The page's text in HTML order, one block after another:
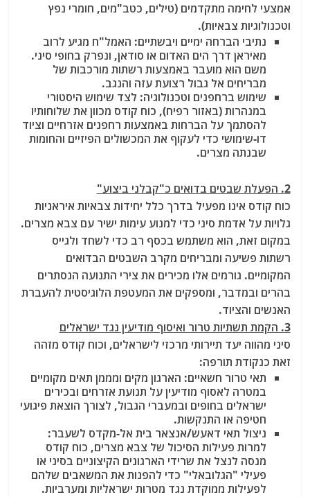
אמצעי לחימה מתקדמים (טילים, כטב"מים, חומרי נפץ
וטכנולוגיות צבאיות).
נתיבי הברחה ימיים ויבשתיים: האמל"ח מגיע לרוב
מאיראן דרך הים האדום או סודאן, ונפרק בחופי סיני.
משם הוא מועבר באמצעות רשתות מורכבות של
מבריחים אל גבול רצועת עזה והנגב.
שימוש ברחפנים וטכנולוגיה: לצד שימוש היסטורי
במנהרות (באזור רפיח), כוח קודס מכוון את שלוחותיו
להסתמך על הברחות באמצעות רחפנים אזרחיים וציוד
דו-שימושי כדי לעקוף את המכשולים הפיזיים והחומות
שבנתה מצרים.
2. הפעלת שבטים בדואים כ"קבלני ביצוע"
כוח קודס אינו מפעיל בדרך כלל יחידות צבאיות איראניות
גלויות על אדמת סיני כדי למנוע עימות ישיר עם צבא מצרים.
במקום זאת, הוא משתמש בכסף רב כדי לשחד ולגייס
רשתות פשיעה ומבריחים מקרב השבטים הבדואים
המקומיים. גורמים אלו מכירים את צירי התנועה הנסתרים
בהרים ובמדבר, ומספקים את המעטפת הלוגיסטית להעברת
האנשים והציוד.
3. הקמת תשתיות טרור ואיסוף מודיעין נגד ישראלים
סיני מהווה יעד תיירותי מרכזי לישראלים, וכוח קודס מזהה
זאת כנקודת תורפה:
תאי טרור חשאיים: הארגון מקים ומממן תאים מקומיים
במטרה לאסוף מודיעין על תנועת אזרחים ובכירים
ישראלים בחופים ובמעברי הגבול, לצורך הוצאת פיגועי
חטיפה או התנקשות.
ניצול תאי דאעש/אנצאר בית אל-מקדס לשעבר:
למרות פעילות הסיכול של צבא מצרים, כוח קודס
מנסה לנצל את שרידי הארגונים הקיצוניים בסיני או
פעילי "הגלובאלי" כדי להפנות את המשאבים שלהם
לפעילות ממוקדת נגד מטרות ישראליות ומערביות.